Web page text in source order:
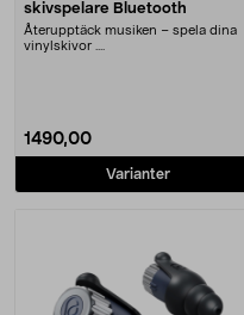
skivspelare Bluetooth
Återupptäck musiken – spela dina
vinylskivor ....
1490,00
Varianter